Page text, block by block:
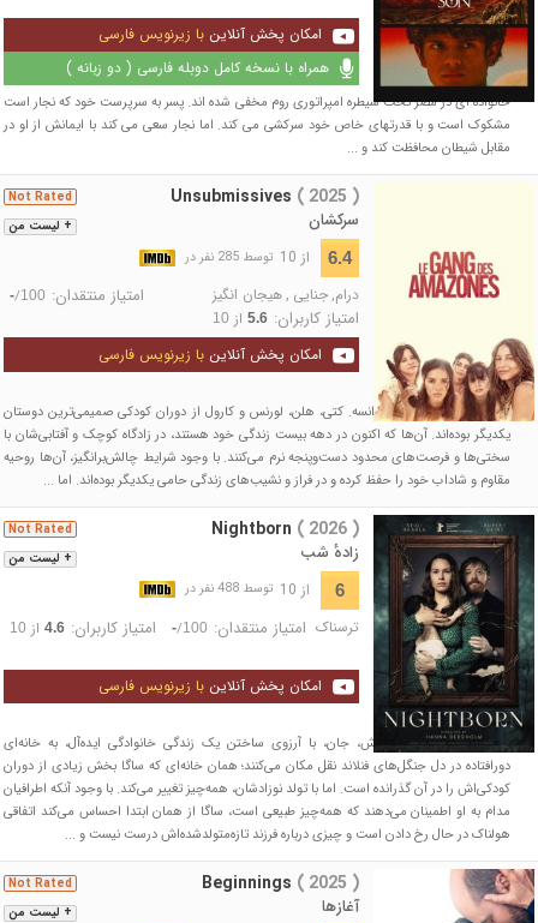
امکان پخش آنلاین با زیرنویس فارسی
همراه با نسخه کامل دوبله فارسی ( دو زبانه )
خانواده ای در مصر تحت سیطره امپراتوری روم مخفی شده اند. پسر به سرپرست خود که نجار است
مشکوک است و با قدرتهای خاص خود سرکشی می کند. اما نجار سعی می کند با ایمانش از او در
مقابل شیطان محافظت کند و ...
+ لیست من
Not Rated Unsubmissives ( 2025 )
سرکشان
6.4 از 10 توسط 285 نفر در
درام,جنایی ,هیجان انگیز امتیاز منتقدان: -/100
امتیاز کاربران: 5.6از 10
امکان پخش آنلاین با زیرنویس فارسی
اوایل دهه ۱۹۹۰، جنوب فرانسه. کتی، هلن، لورنس و کارول از دوران کودکی صمیمی‌ترین دوستان
یکدیگر بوده‌اند. آن‌ها که اکنون در دهه بیست زندگی خود هستند، در زادگاه کوچک و آفتابی‌شان با
سختی‌ها و فرصت‌های محدود دست‌وپنجه نرم می‌کنند. با وجود شرایط چالش‌برانگیز، آن‌ها روحیه
مقاوم و شاداب خود را حفظ کرده و در فراز و نشیب‌های زندگی حامی یکدیگر بوده‌اند. اما ...
+ لیست من
Not Rated Nightborn ( 2026 )
زادهٔ شب
6 از 10 توسط 488 نفر در
ترسناک امتیاز منتقدان: -/100 امتیاز کاربران: 4.6از 10
امکان پخش آنلاین با زیرنویس فارسی
ساگا و همسر بریتانیایی‌اش، جان، با آرزوی ساختن یک زندگی خانوادگی ایده‌آل، به خانه‌ای
دورافتاده در دل جنگل‌های فنلاند نقل مکان می‌کنند؛ همان خانه‌ای که ساگا بخش زیادی از دوران
کودکی‌اش را در آن گذرانده است. اما با تولد نوزادشان، همه‌چیز تغییر می‌کند. با وجود آنکه اطرافیان
مدام به او اطمینان می‌دهند که همه‌چیز طبیعی است، ساگا از همان ابتدا احساس می‌کند اتفاقی
هولناک در حال رخ دادن است و چیزی درباره فرزند تازه‌متولدشده‌اش درست نیست و ...
+ لیست من
Not Rated Beginnings ( 2025 )
آغازها